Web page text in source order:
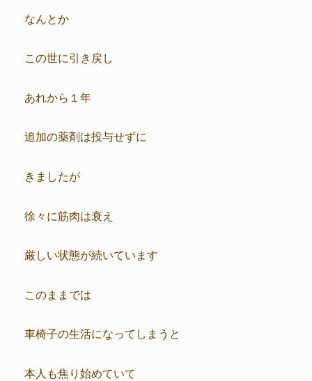
なんとか
この世に引き戻し
あれから１年
追加の薬剤は投与せずに
きましたが
徐々に筋肉は衰え
厳しい状態が続いています
このままでは
車椅子の生活になってしまうと
本人も焦り始めていて